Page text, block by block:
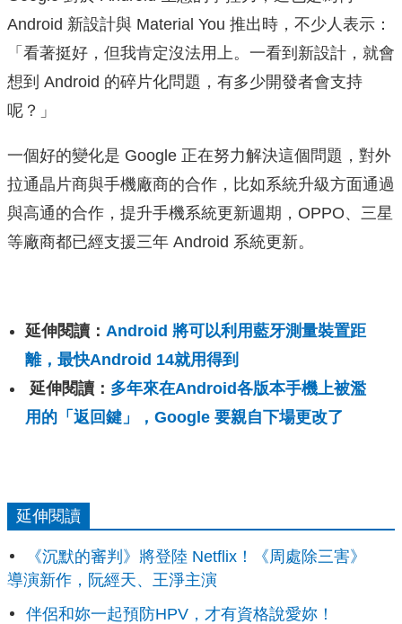
Android 新設計與 Material You 推出時，不少人表示：
「看著挺好，但我肯定沒法用上。一看到新設計，就會
想到 Android 的碎片化問題，有多少開發者會支持
呢？」
一個好的變化是 Google 正在努力解決這個問題，對外
拉通晶片商與手機廠商的合作，比如系統升級方面通過
與高通的合作，提升手機系統更新週期，OPPO、三星
等廠商都已經支援三年 Android 系統更新。
延伸閱讀： Android 將可以利用藍牙測量裝置距
離，最快Android 14就用得到
延伸閱讀： 多年來在Android各版本手機上被濫
用的「返回鍵」，Google 要親自下場更改了
延伸閱讀
《沉默的審判》將登陸 Netflix！《周處除三害》
導演新作，阮經天、王淨主演
伴侶和妳一起預防HPV，才有資格說愛妳！